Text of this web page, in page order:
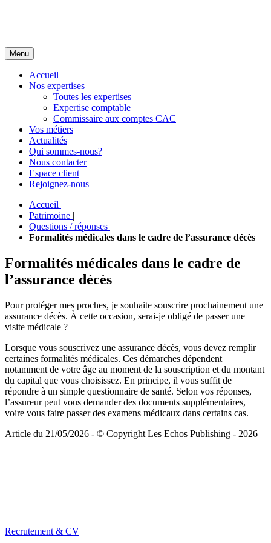
Menu
Accueil
Nos expertises
Toutes les expertises
Expertise comptable
Commissaire aux comptes CAC
Vos métiers
Actualités
Qui sommes-nous?
Nous contacter
Espace client
Rejoignez-nous
Accueil |
Patrimoine |
Questions / réponses |
Formalités médicales dans le cadre de l’assurance décès
Formalités médicales dans le cadre de
l’assurance décès
Pour protéger mes proches, je souhaite souscrire prochainement une
assurance décès. À cette occasion, serai-je obligé de passer une
visite médicale ?
Lorsque vous souscrivez une assurance décès, vous devez remplir
certaines formalités médicales. Ces démarches dépendent
notamment de votre âge au moment de la souscription et du montant
du capital que vous choisissez. En principe, il vous suffit de
répondre à un simple questionnaire de santé. Selon vos réponses,
l’assureur peut vous demander des documents supplémentaires,
voire vous faire passer des examens médicaux dans certains cas.
Article du 21/05/2026 - © Copyright Les Echos Publishing - 2026
Recrutement & CV